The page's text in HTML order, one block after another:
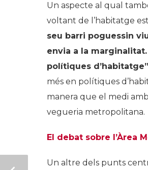
Un aspecte al qual
voltant de l’habitatge
seu barri poguessin
envia a la marginalitat.
polítiques d’
més en polítiques
manera que el medi
vegueria metropolitana.
El debat sobre l’Àrea
Un altre dels punts